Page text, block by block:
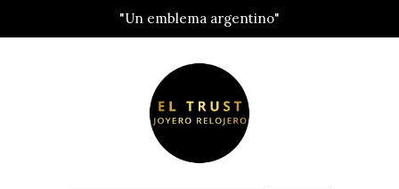
"Un emblema argentino"